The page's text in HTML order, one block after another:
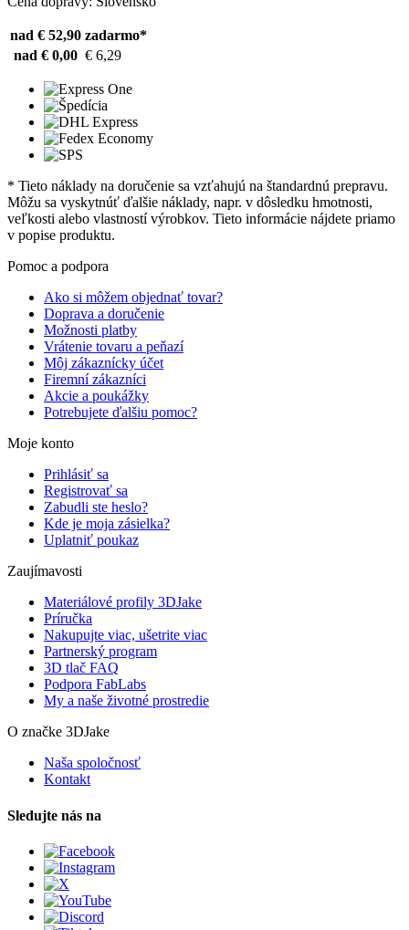
nad € 52,90 zadarmo*
nad € 0,00 € 6,29
* Tieto náklady na doručenie sa vzťahujú na štandardnú prepravu.
Môžu sa vyskytnúť ďalšie náklady, napr. v dôsledku hmotnosti,
veľkosti alebo vlastností výrobkov. Tieto informácie nájdete priamo
v popise produktu.
Pomoc a podpora
Ako si môžem objednať tovar?
Doprava a doručenie
Možnosti platby
Vrátenie tovaru a peňazí
Môj zákaznícky účet
Firemní zákazníci
Akcie a poukážky
Potrebujete ďalšiu pomoc?
Moje konto
Prihlásiť sa
Registrovať sa
Zabudli ste heslo?
Kde je moja zásielka?
Uplatniť poukaz
Zaujímavosti
Materiálové profily 3DJake
Príručka
Nakupujte viac, ušetrite viac
Partnerský program
3D tlač FAQ
Podpora FabLabs
My a naše životné prostredie
O značke 3DJake
Naša spoločnosť
Kontakt
Sledujte nás na